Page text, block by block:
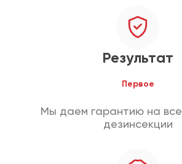
Результат
Первое
Мы даем гарантию на все
дезинсекции